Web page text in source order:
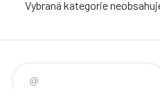
Vybraná kategorie